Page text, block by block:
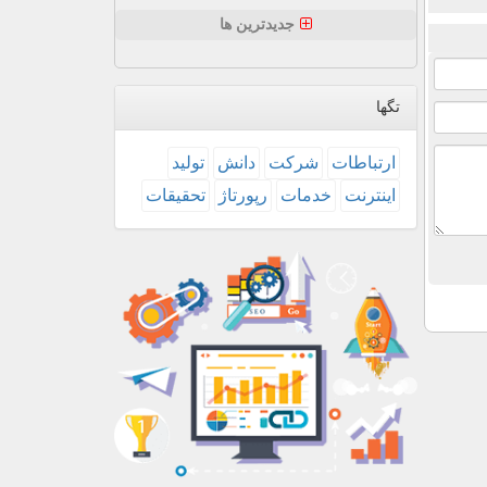
جدیدترین ها
تگها
ارتباطات شركت دانش
تولید
اینترنت
خدمات رپورتاژ تحقیقات